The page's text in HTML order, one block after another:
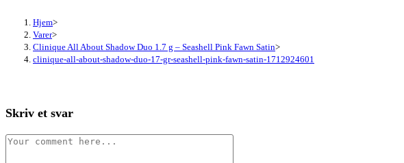
Hjem>
Varer>
Clinique All About Shadow Duo 1.7 g – Seashell Pink Fawn Satin>
clinique-all-about-shadow-duo-17-gr-seashell-pink-fawn-satin-1712924601
Skriv et svar
Comment